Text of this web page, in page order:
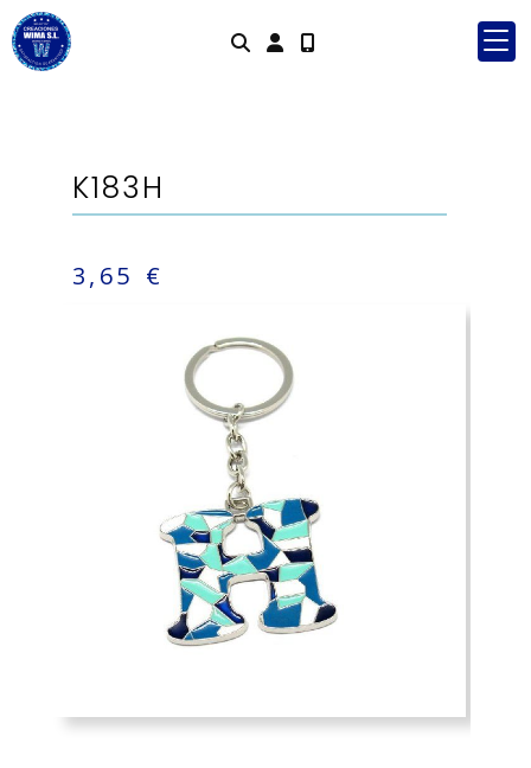
Identifícat
K183H
3,65 €